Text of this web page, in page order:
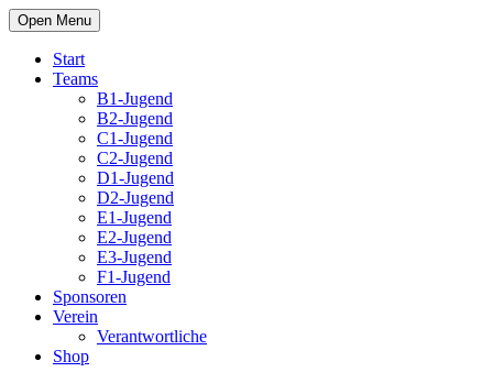
Open Menu
Start
Teams
B1-Jugend
B2-Jugend
C1-Jugend
C2-Jugend
D1-Jugend
D2-Jugend
E1-Jugend
E2-Jugend
E3-Jugend
F1-Jugend
Sponsoren
Verein
Verantwortliche
Shop